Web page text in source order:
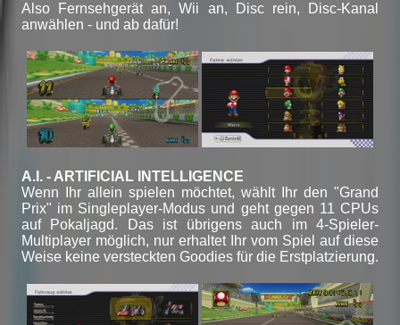
Also Fernsehgerät an, Wii an, Disc rein, Disc-Kanal
anwählen - und ab dafür!
A.I. - ARTIFICIAL INTELLIGENCE
Wenn Ihr allein spielen möchtet, wählt Ihr den "Grand
Prix" im Singleplayer-Modus und geht gegen 11 CPUs
auf Pokaljagd. Das ist übrigens auch im 4-Spieler-
Multiplayer möglich, nur erhaltet Ihr vom Spiel auf diese
Weise keine versteckten Goodies für die Erstplatzierung.